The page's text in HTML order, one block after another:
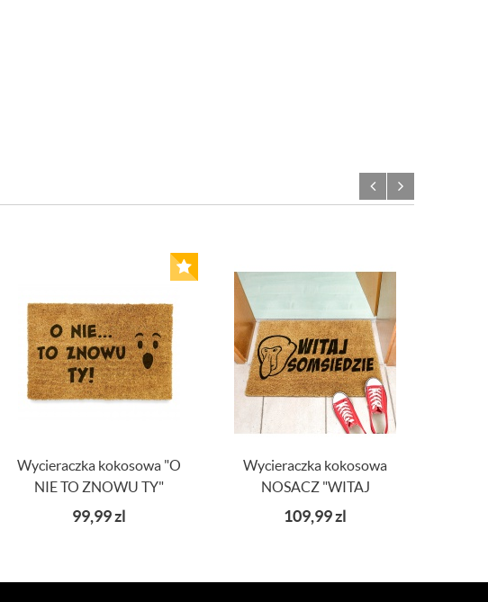
Wycieraczka kokosowa "O
NIE TO ZNOWU TY"
99,99zl
Wycieraczka kokosowa
NOSACZ "WITAJ
SOMSIEDZIE"
109,99zl